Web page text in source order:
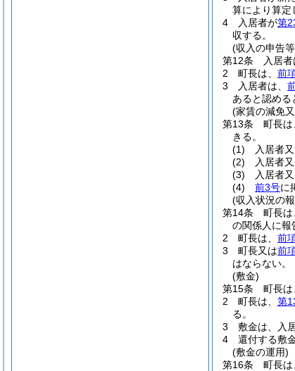
算により算定
4
入居者が第
収する。
(収入の申告
第12条
入居
2
町長は、 前
3
入居者は、
あると認める
(家賃の減免
第13条
町長は
きる。
(1)
入居者
(2)
入居者
(3)
入居者
(4)
前3号に
(収入状況の
第14条
町長
の関係人に報
2
町長は、 前
3
町長又は前
はならない。
(敷金)
第15条
町長は
2
町長は、 第
る。
3
敷金は、入
4
還付する敷
(敷金の運用)
第16条
町長は